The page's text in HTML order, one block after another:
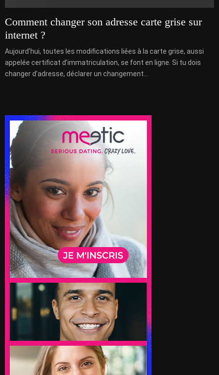
Comment changer son adresse carte grise sur
internet ?
Aujourd’hui, toutes les modifications liées à la carte grise, aussi
appelée certificat d’immatriculation, se font en ligne. Si tu dois
changer d’adresse, déclarer un changement...